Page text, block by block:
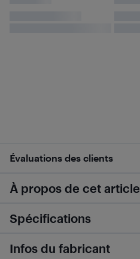
Évaluations des clients
À propos de cet article
Spécifications
Infos du fabricant